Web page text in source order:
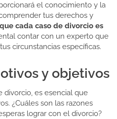
el conocimiento y la
tus derechos y
cada caso de divorcio es
contar con un experto que
circunstancias específicas.
y objetivos
divorcio, es esencial que
¿Cuáles son las razones
lograr con el divorcio?